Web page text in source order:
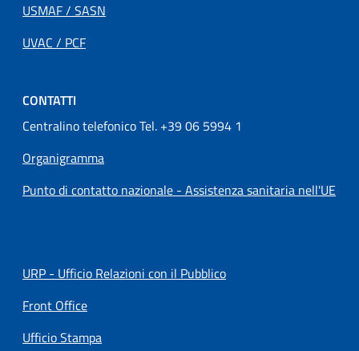
USMAF / SASN
UVAC / PCF
CONTATTI
Centralino telefonico Tel. +39 06 5994 1
Organigramma
Punto di contatto nazionale - Assistenza sanitaria nell'UE
URP - Ufficio Relazioni con il Pubblico
Front Office
Ufficio Stampa